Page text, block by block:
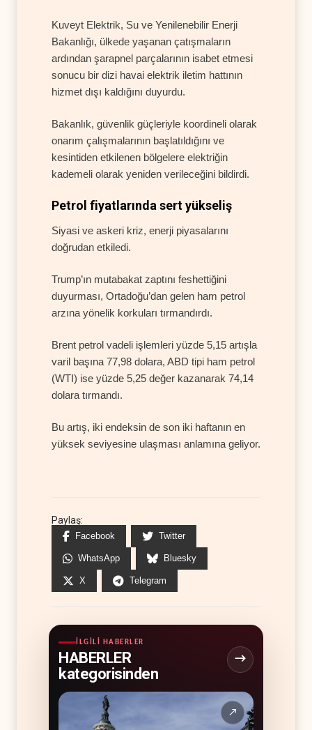
Kuveyt Elektrik, Su ve Yenilenebilir Enerji
Bakanlığı, ülkede yaşanan çatışmaların
ardından şarapnel parçalarının isabet etmesi
sonucu bir dizi havai elektrik iletim hattının
hizmet dışı kaldığını duyurdu.
Bakanlık, güvenlik güçleriyle koordineli olarak
onarım çalışmalarının başlatıldığını ve
kesintiden etkilenen bölgelere elektriğin
kademeli olarak yeniden verileceğini bildirdi.
Petrol fiyatlarında sert yükseliş
Siyasi ve askeri kriz, enerji piyasalarını
doğrudan etkiledi.
Trump’ın mutabakat zaptını feshettiğini
duyurması, Ortadoğu’dan gelen ham petrol
arzına yönelik korkuları tırmandırdı.
Brent petrol vadeli işlemleri yüzde 5,15 artışla
varil başına 77,98 dolara, ABD tipi ham petrol
(WTI) ise yüzde 5,25 değer kazanarak 74,14
dolara tırmandı.
Bu artış, iki endeksin de son iki haftanın en
yüksek seviyesine ulaşması anlamına geliyor.
Paylaş:
Facebook Twitter
WhatsApp Bluesky
X Telegram
İLGILI HABERLER
HABERLER
kategorisinden
↗